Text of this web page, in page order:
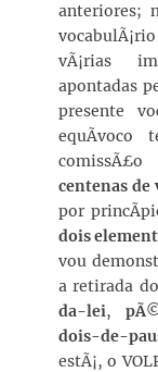
anteriores;
vÃ¡rias
apontadas
presente
equÃ­voco
centenas de
por
dois
vou
a retirada
da-lei,
dois-de-
estÃ¡, o